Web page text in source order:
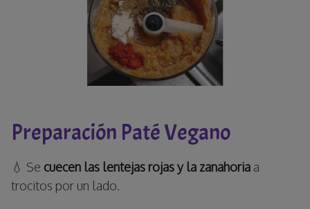
Preparación Paté Vegano
💧 Se cuecen las lentejas rojas y la zanahoria a
trocitos por un lado.